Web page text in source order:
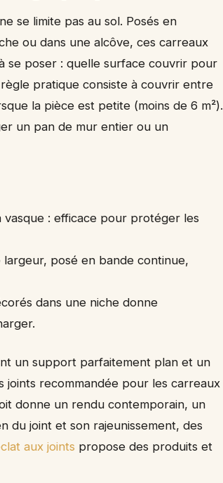
se limite pas au sol. Posés en
ou dans une alcôve, ces carreaux
se poser : quelle surface couvrir pour
pratique consiste à couvrir entre
la pièce est petite (moins de 6 m²).
un pan de mur entier ou un
: efficace pour protéger les
largeur, posé en bande continue,
dans une niche donne
un support parfaitement plan et un
joints recommandée pour les carreaux
donne un rendu contemporain, un
du joint et son rajeunissement, des
aux joints propose des produits et